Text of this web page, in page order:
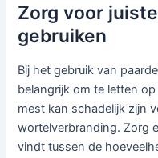
Zorg voor
gebruiken
Bij het gebruik van
belangrijk om te letten
mest kan schadelijk zijn
wortelverbranding. Zorg
vindt tussen de